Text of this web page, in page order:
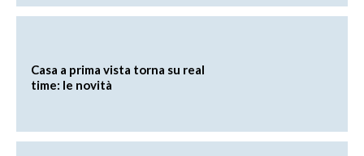
Casa a prima vista torna su real
time: le novità